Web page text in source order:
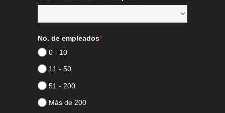
No. de empleados*
0 - 10
11 - 50
51 - 200
Más de 200